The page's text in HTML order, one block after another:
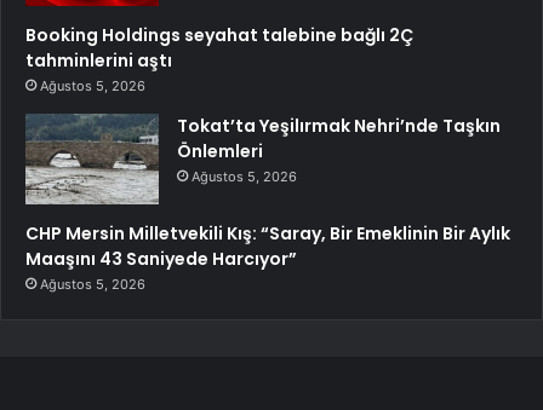
Booking Holdings seyahat talebine bağlı 2Ç
tahminlerini aştı
Ağustos 5, 2026
Tokat’ta Yeşilırmak Nehri’nde Taşkın
Önlemleri
Ağustos 5, 2026
CHP Mersin Milletvekili Kış: “Saray, Bir Emeklinin Bir Aylık
Maaşını 43 Saniyede Harcıyor”
Ağustos 5, 2026